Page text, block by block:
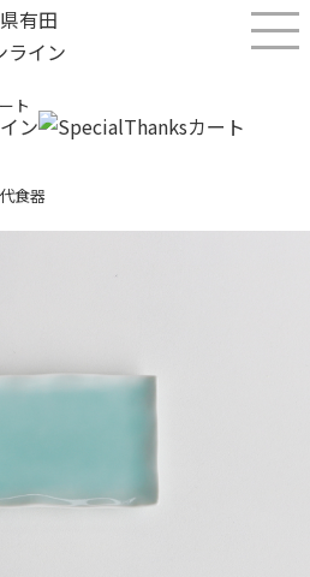
ンショップ【SPECIALTHANKS（スペシ
ト
食器